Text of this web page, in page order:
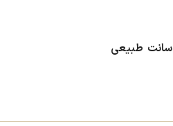
(تفاوت احتمالی در اندازه ها تا یک الی 2 سانت طبیعی